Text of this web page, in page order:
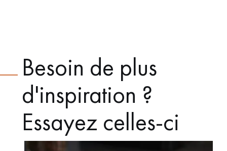
Besoin de plus
d'inspiration ?
Essayez celles-ci